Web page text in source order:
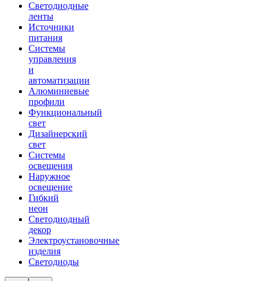
Светодиодные
ленты
Источники
питания
Системы
управления
и
автоматизации
Алюминиевые
профили
Функциональный
свет
Дизайнерский
свет
Системы
освещения
Наружное
освещение
Гибкий
неон
Светодиодный
декор
Электроустановочные
изделия
Светодиоды